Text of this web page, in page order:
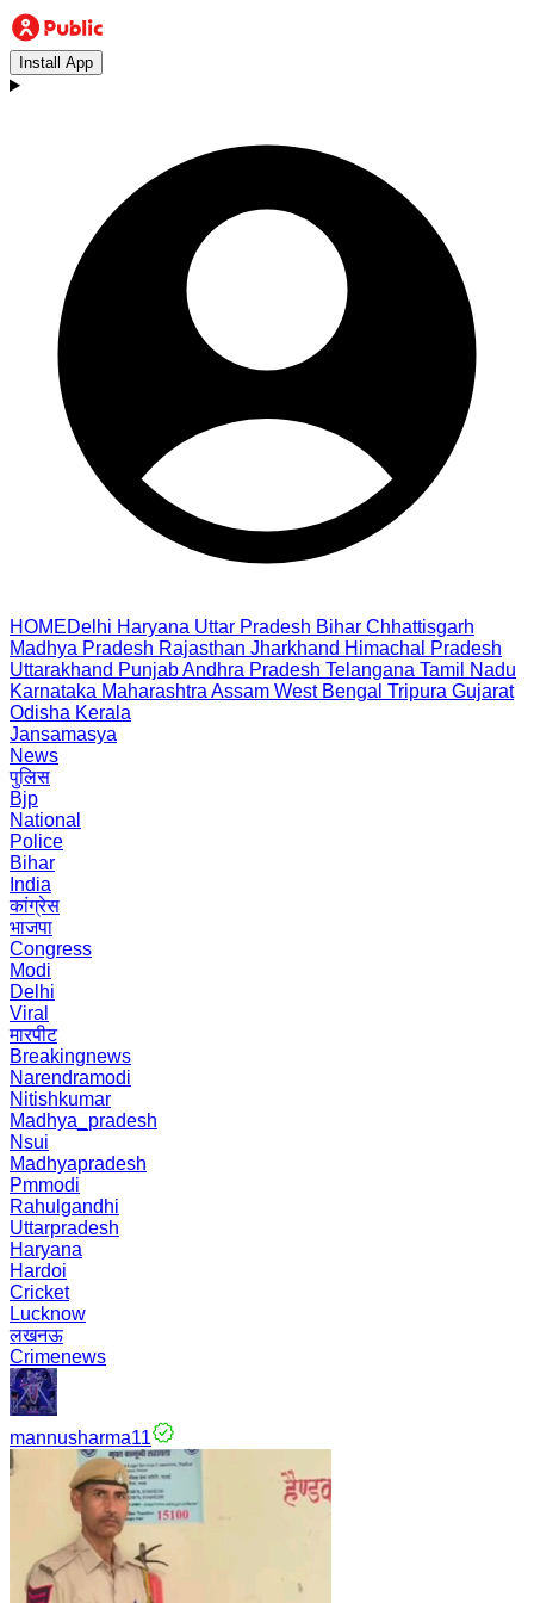
Install App
HOMEDelhi Haryana Uttar Pradesh Bihar Chhattisgarh
Madhya Pradesh Rajasthan Jharkhand Himachal Pradesh
Uttarakhand PunjabAndhra Pradesh Telangana Tamil Nadu
Karnataka Maharashtra Assam West Bengal Tripura Gujarat
Odisha Kerala
Jansamasya
News
पुलिस
Bjp
National
Police
Bihar
India
कांग्रेस
भाजपा
Congress
Modi
Delhi
Viral
मारपीट
Breakingnews
Narendramodi
Nitishkumar
Madhya_pradesh
Nsui
Madhyapradesh
Pmmodi
Rahulgandhi
Uttarpradesh
Haryana
Hardoi
Cricket
Lucknow
लखनऊ
Crimenews
mannusharma11